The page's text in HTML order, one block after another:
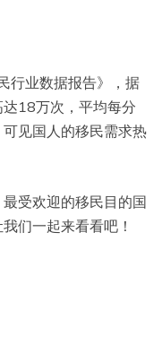
行业数据报告》，据
18万次，平均每分
见国人的移民需求热
受欢迎的移民目的国
们一起来看看吧！